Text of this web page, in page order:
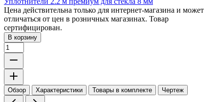
Цена действительна только для интернет-магазина и может
отличаться от цен в розничных магазинах. Товар
сертифицирован.
В корзину
Обзор Характеристики Товары в комплекте Чертеж